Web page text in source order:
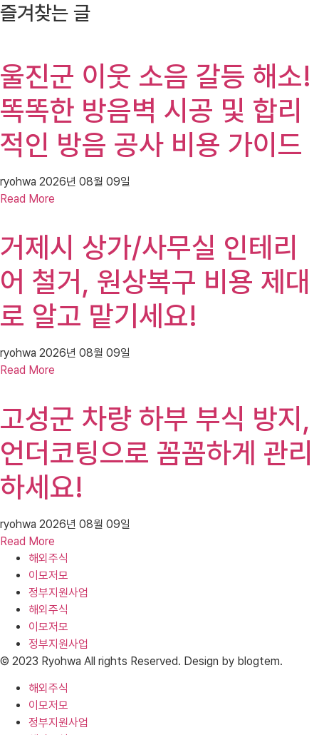
즐겨찾는 글
울진군 이웃 소음 갈등 해소!
똑똑한 방음벽 시공 및 합리
적인 방음 공사 비용 가이드
ryohwa 2026년 08월 09일
Read More
거제시 상가/사무실 인테리
어 철거, 원상복구 비용 제대
로 알고 맡기세요!
ryohwa 2026년 08월 09일
Read More
고성군 차량 하부 부식 방지,
언더코팅으로 꼼꼼하게 관리
하세요!
ryohwa 2026년 08월 09일
Read More
해외주식
이모저모
정부지원사업
해외주식
이모저모
정부지원사업
© 2023 Ryohwa All rights Reserved. Design by blogtem.
해외주식
이모저모
정부지원사업